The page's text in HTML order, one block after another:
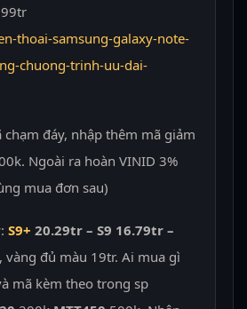
thoai-samsung-galaxy-note-
chuong-trinh-uu-dai-
đáy, nhập thêm mã giảm
Ngoài ra hoàn VINID 3%
mua đơn sau)
S9+ 20.29tr – S9 16.79tr –
vàng đủ màu 19tr. Ai mua gì
mã kèm theo trong sp